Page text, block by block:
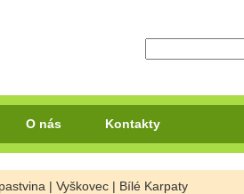
O nás Kontakty
| Vyškovec | Bílé Karpaty